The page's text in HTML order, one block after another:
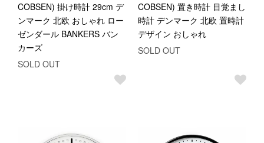
COBSEN) 掛け時計 29cm デ
ンマーク 北欧 おしゃれ ロー
ゼンダール BANKERS バン
カーズ
SOLD OUT
COBSEN) 置き時計 目覚まし
時計 デンマーク 北欧 置時計
デザイン おしゃれ
SOLD OUT